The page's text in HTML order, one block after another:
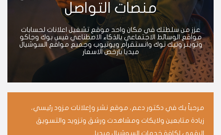
منصات التواصل
عزز من سلطتك في مكان واحد موقع تشغيل اعلانات لحسابات
مواقع الوسائط الاجتماعي بالذكاء الاصطناعي فيس بوك وجاكو
وتويتر وتيك توك وانستقرام ويوتيوب وجميع مواقع السوشيال
ميديا بارخص الاسعار
مرحباً بك في دكتور دعم، موقع نشر وإعلانات مزود رئيسي،
زيادة متابعين ولايكات ومشاهدت ورشق وتزويد والتسويق
الرقمي لكافة خدمات السوشيال ميديا.